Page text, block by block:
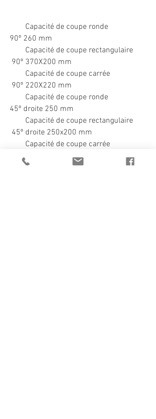
Capacité de coupe ronde
90º 260 mm
Capacité de coupe rectangulaire
90º 370X200 mm
Capacité de coupe carrée
90º 220X220 mm
Capacité de coupe ronde
45º droite 250 mm
Capacité de coupe rectangulaire
45º droite 250x200 mm
Capacité de coupe carrée
45º droite 200X200 mm
Capacité de coupe ronde